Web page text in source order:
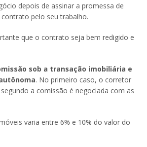
depois de assinar a promessa de
pelo seu trabalho.
que o contrato seja bem redigido e
sob a transação imobiliária e
. No primeiro caso, o corretor
a comissão é negociada com as
varia entre 6% e 10% do valor do